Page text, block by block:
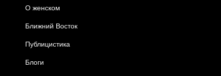
О женском
Ближний Восток
Публицистика
Блоги